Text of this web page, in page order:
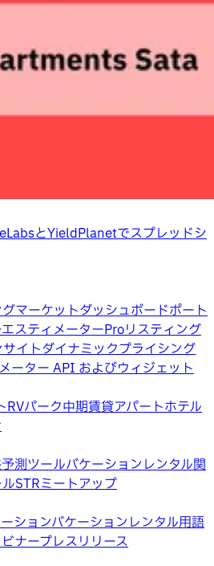
とYieldPlanetでスプレッドシ
マーケットダッシュボードポート
スティメーターProリスティング
イトダイナミックプライシング
ーター API およびウィジェット
RVパーク中期賃貸アパートホテル
測ツールバケーションレンタル関
STRミートアップ
ションバケーションレンタル用語
ナープレスリリース